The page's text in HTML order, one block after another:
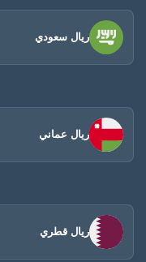
ريال سعودي
ريال عماني
ريال قطري